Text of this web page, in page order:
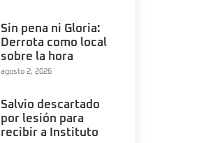
Sin pena ni Gloria:
Derrota como local
sobre la hora
agosto 2, 2026
Salvio descartado
por lesión para
recibir a Instituto